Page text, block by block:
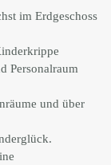
im Erdgeschoss
Personalraum
und über